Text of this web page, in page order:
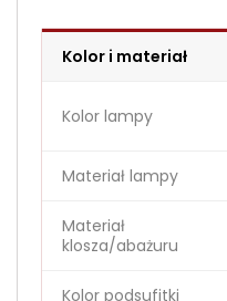
Kolor i materiał
Kolor lampy
Materiał lampy
Materiał
klosza/abażuru
Kolor podsufitki